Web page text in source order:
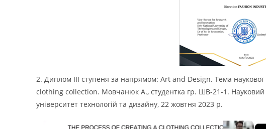
2. Диплом ІІІ ступеня за напрямом: Art and Design. Тема
clothing collection. Мовчанюк А., студентка гр. ШВ-21-1.
університет технологій та дизайну, 22 жовтня 2023 р.